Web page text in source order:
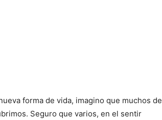
forma de vida, imagino que muchos de
Seguro que varios, en el sentir